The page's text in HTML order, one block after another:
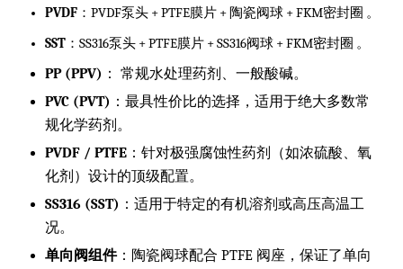
PVDF ：PVDF泵头 + PTFE膜片 + 陶瓷阀球 + FKM密封圈 。
SST ：SS316泵头 + PTFE膜片 + SS316阀球 + FKM密封圈 。
PP (PPV) ： 常规水处理药剂、一般酸碱。
PVC (PVT) ：最具性价比的选择，适用于绝大多数常
规化学药剂。
PVDF / PTFE ：针对极强腐蚀性药剂（如浓硫酸、氧
化剂）设计的顶级配置。
SS316 (SST) ：适用于特定的有机溶剂或高压高温工
况。
单向阀组件：陶瓷阀球配合 PTFE 阀座，保证了单向